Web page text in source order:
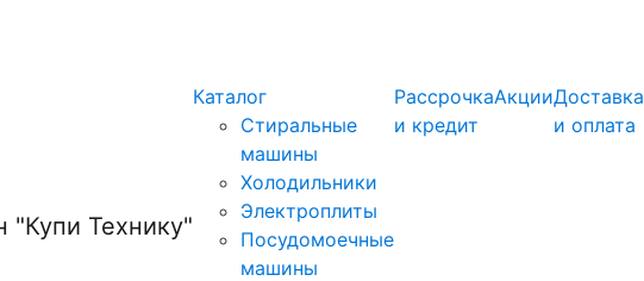
Каталог
Стиральные
машины
Холодильники
Электроплиты
Посудомоечные
машины
Рассрочка
и кредит
АкцииДоставка
и оплата